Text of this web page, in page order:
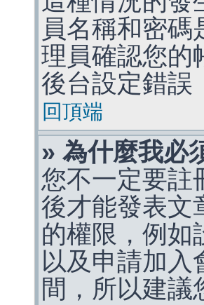
員名稱和密
理員確認您的
後台設定錯誤
回頂端
» 為什麼我必
您不一定要註
後才能發表文
的權限，例如
以及申請加入
間，所以建議